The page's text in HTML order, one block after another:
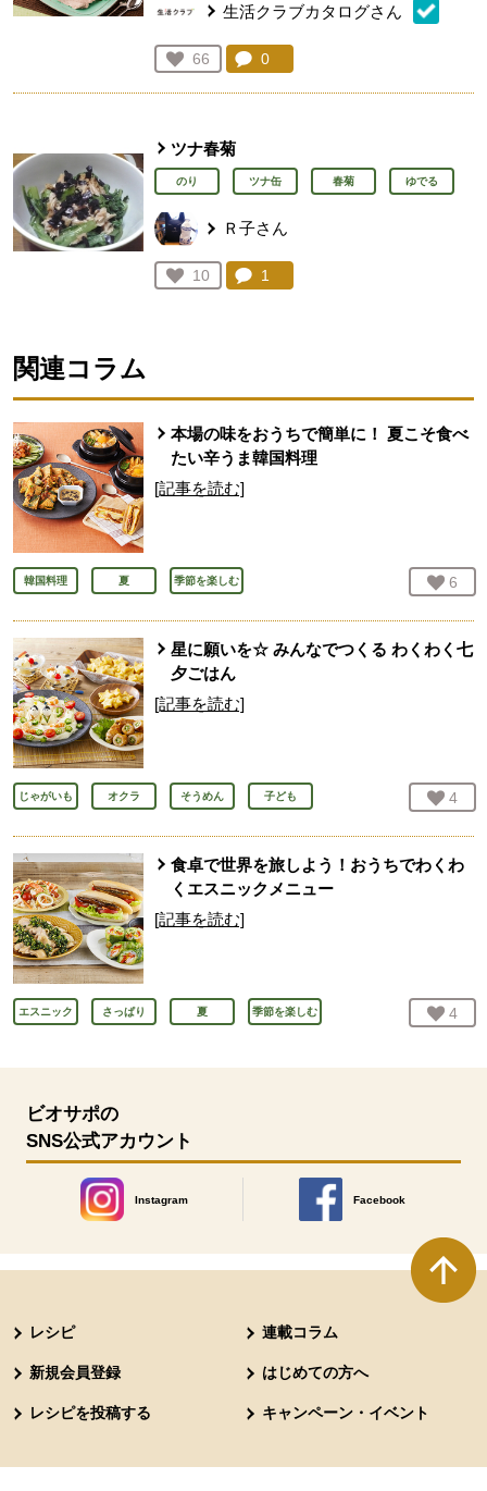
生活クラブカタログさん
お気に入り登録：
66
人が登録
コメント：
0
ツナ春菊
のり ツナ缶 春菊 ゆでる
Ｒ子さん
お気に入り登録：
10
人が登録
コメント：
1
関連コラム
本場の味をおうちで簡単に！ 夏こそ食べ
たい辛うま韓国料理
[記事を読む]
韓国料理 夏 季節を楽しむ お気
6
星に願いを☆ みんなでつくる わくわく七
夕ごはん
[記事を読む]
じゃがいも オクラ そうめん 子ども お気
4
食卓で世界を旅しよう！おうちでわくわ
くエスニックメニュー
[記事を読む]
エスニック さっぱり 夏 季節を楽しむ お気
4
ビオサポの
SNS公式アカウント
Instagram
別のウィンドウで開きます。
Facebook
別のウィンドウで開きます
レシピ 連載コラム
新規会員登録 はじめての方へ
レシピを投稿する キャンペーン・イベント